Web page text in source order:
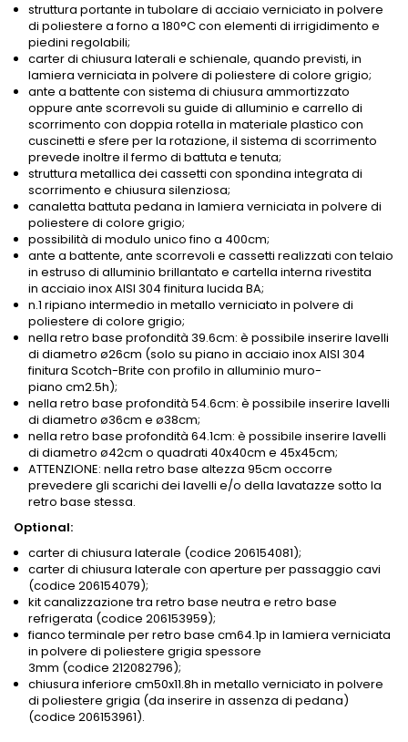
struttura portante in tubolare di acciaio verniciato in polvere
di poliestere a forno a 180°C con elementi di irrigidimento e
piedini regolabili;
carter di chiusura laterali e schienale, quando previsti, in
lamiera verniciata in polvere di poliestere di colore grigio;
ante a battente con sistema di chiusura ammortizzato
oppure ante scorrevoli su guide di alluminio e carrello di
scorrimento con doppia rotella in materiale plastico con
cuscinetti e sfere per la rotazione, il sistema di scorrimento
prevede inoltre il fermo di battuta e tenuta;
struttura metallica dei cassetti con spondina integrata di
scorrimento e chiusura silenziosa;
canaletta battuta pedana in lamiera verniciata in polvere di
poliestere di colore grigio;
possibilità di modulo unico fino a 400cm;
ante a battente, ante scorrevoli e cassetti realizzati con telaio
in estruso di alluminio brillantato e cartella interna rivestita
in acciaio inox AISI 304 finitura lucida BA;
n.1 ripiano intermedio in metallo verniciato in polvere di
poliestere di colore grigio;
nella retro base profondità 39.6cm: è possibile inserire lavelli
di diametro ø26cm (solo su piano in acciaio inox AISI 304
finitura Scotch-Brite con profilo in alluminio muro-
piano cm2.5h);
nella retro base profondità 54.6cm: è possibile inserire lavelli
di diametro ø36cm e ø38cm;
nella retro base profondità 64.1cm: è possibile inserire lavelli
di diametro ø42cm o quadrati 40x40cm e 45x45cm;
ATTENZIONE: nella retro base altezza 95cm occorre
prevedere gli scarichi dei lavelli e/o della lavatazze sotto la
retro base stessa.
Optional:
carter di chiusura laterale (codice 206154081);
carter di chiusura laterale con aperture per passaggio cavi
(codice 206154079);
kit canalizzazione tra retro base neutra e retro base
refrigerata (codice 206153959);
fianco terminale per retro base cm64.1p in lamiera verniciata
in polvere di poliestere grigia spessore
3mm (codice 212082796);
chiusura inferiore cm50x11.8h in metallo verniciato in polvere
di poliestere grigia (da inserire in assenza di pedana)
(codice 206153961).